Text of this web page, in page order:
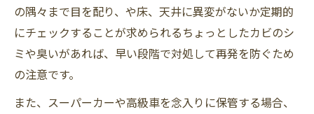
の隅々まで目を配り、や床、天井に異変がないか定期的
にチェックすることが求められるちょっとしたカビのシ
ミや臭いがあれば、早い段階で対処して再発を防ぐため
の注意です。
また、スーパーカーや高級車を念入りに保管する場合、